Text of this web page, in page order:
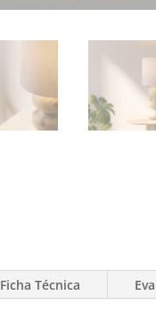
Ficha Técnica